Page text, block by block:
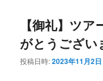
【御礼】ツ
がとうござい
投稿日時:2023年11月2日